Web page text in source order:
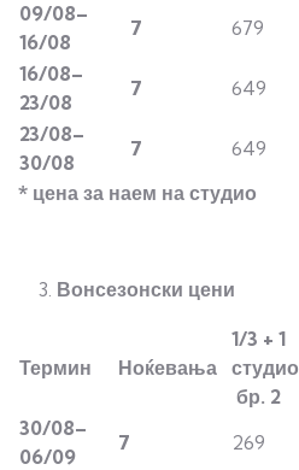
09/08–
16/08
7 679
16/08–
23/08
7 649
23/08–
30/08
7 649
* цена за наем на студио
Вонсезонски цени
Термин Ноќевања
1/3 + 1
студио
бр. 2
30/08–
06/09
7 269